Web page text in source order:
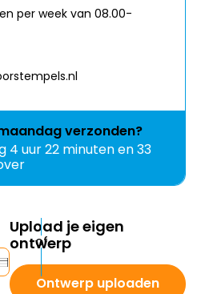
per week van 08.00-
verzonden?
4 uur 22 minuten en 32
Upload je eigen
ontwerp
Ontwerp uploaden